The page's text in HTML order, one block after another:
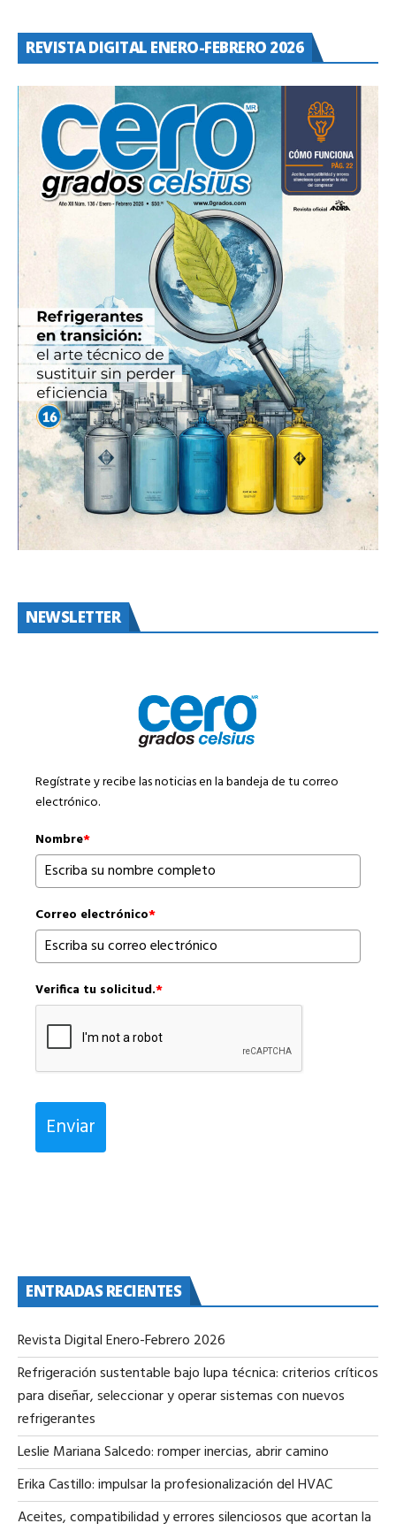
REVISTA DIGITAL ENERO-FEBRERO 2026
NEWSLETTER
Regístrate y recibe las noticias en la bandeja de tu correo
electrónico.
Nombre*
Correo electrónico*
Verifica tu solicitud.*
Enviar
ENTRADAS RECIENTES
Revista Digital Enero-Febrero 2026
Refrigeración sustentable bajo lupa técnica: criterios críticos
para diseñar, seleccionar y operar sistemas con nuevos
refrigerantes
Leslie Mariana Salcedo: romper inercias, abrir camino
Erika Castillo: impulsar la profesionalización del HVAC
Aceites, compatibilidad y errores silenciosos que acortan la